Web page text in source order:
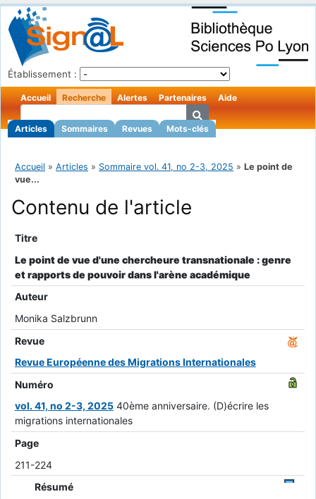
Établissement :
Accueil Recherche
Articles Sommaires Revues Mots-clés
Alertes Partenaires Aide
Accueil » Articles » Sommaire vol. 41, no 2-3, 2025 » Le point de
vue...
Contenu de l'article
Titre
Le point de vue d'une chercheure transnationale : genre
et rapports de pouvoir dans l'arène académique
Auteur
Monika Salzbrunn
Revue
Revue Européenne des Migrations Internationales
Numéro
vol. 41, no 2-3, 2025 40ème anniversaire. (D)écrire les
migrations internationales
Page
211-224
Résumé